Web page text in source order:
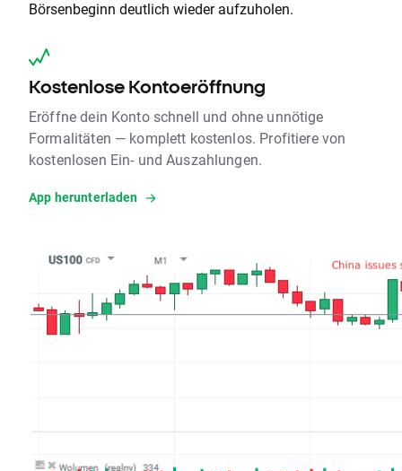
Börsenbeginn deutlich wieder aufzuholen.
Kostenlose Kontoeröffnung
Eröffne dein Konto schnell und ohne unnötige
Formalitäten — komplett kostenlos. Profitiere von
kostenlosen Ein- und Auszahlungen.
App herunterladen